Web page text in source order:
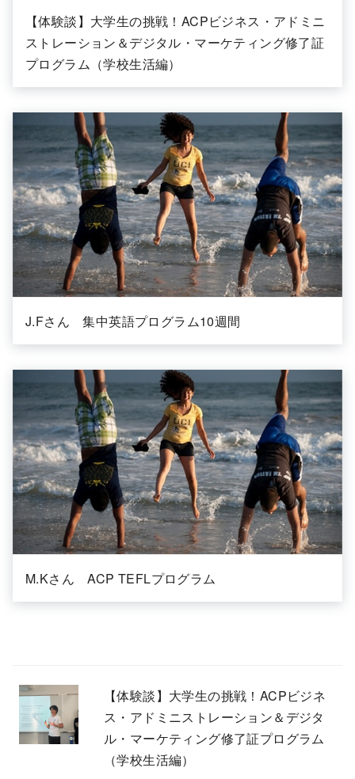
【体験談】大学生の挑戦！ACPビジネス・アドミニ
ストレーション＆デジタル・マーケティング修了証
プログラム（学校生活編）
J.Fさん 集中英語プログラム10週間
M.Kさん ACP TEFLプログラム
【体験談】大学生の挑戦！ACPビジネ
ス・アドミニストレーション＆デジタ
ル・マーケティング修了証プログラム
（学校生活編）